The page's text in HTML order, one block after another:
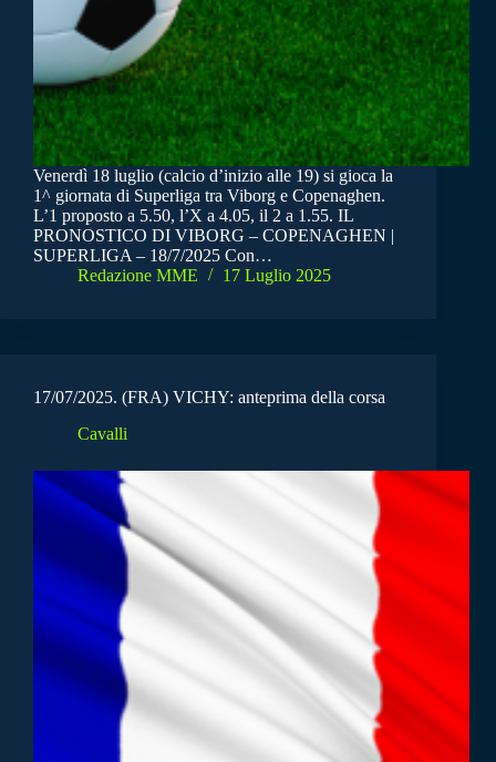
Venerdì 18 luglio (calcio d’inizio alle 19) si gioca la
1^ giornata di Superliga tra Viborg e Copenaghen.
L’1 proposto a 5.50, l’X a 4.05, il 2 a 1.55. IL
PRONOSTICO DI VIBORG – COPENAGHEN |
SUPERLIGA – 18/7/2025 Con…
Redazione MME
17 Luglio 2025
17/07/2025. (FRA) VICHY: anteprima della corsa
Cavalli